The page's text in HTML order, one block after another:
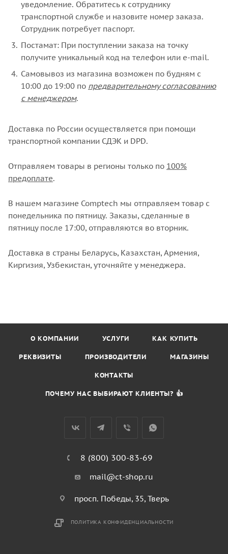
уведомление. Обратитесь к сотруднику
транспортной службе и назовите номер заказа.
Сотрудник потребует паспорт.
Постамат: При поступлении заказа на точку
получите уникальный код на телефон или e-mail.
Самовывоз из магазина возможен по будням с
10:00 до 19:00 по предварительному согласованию
с менеджером.
Доставка по России осуществляется при помощи
транспортной компании СДЭК и DPD.
Отправляем товары в регионы только по 100%
предоплате.
В нашем магазине Comptech мы отправляем товар с
понедельника по пятницу. Заказы, сделанные в
пятницу после 17:00, отправляются во вторник.
Доставка в страны Беларусь, Казахстан, Армения,
Киргизия, Узбекистан, уточняйте у менеджера.
О КОМПАНИИ УСЛУГИ КАК КУПИТЬ
РЕКВИЗИТЫ ПРОИЗВОДИТЕЛИ МАГАЗИНЫ
КОНТАКТЫ
ПОЧЕМУ НАС ВЫБИРАЮТ КЛИЕНТЫ? 👍
8 (800) 300-83-69
mail@ct-shop.ru
просп. Победы, 35, Тверь
ПОЛИТИКА КОНФИДЕНЦИАЛЬНОСТИ